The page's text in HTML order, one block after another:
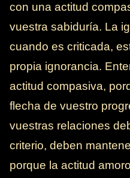
con una actitud
vuestra sabiduría. La
cuando es criticada,
propia ignorancia.
actitud compasiva,
flecha de vuestro
vuestras relaciones
criterio, deben
porque la actitud